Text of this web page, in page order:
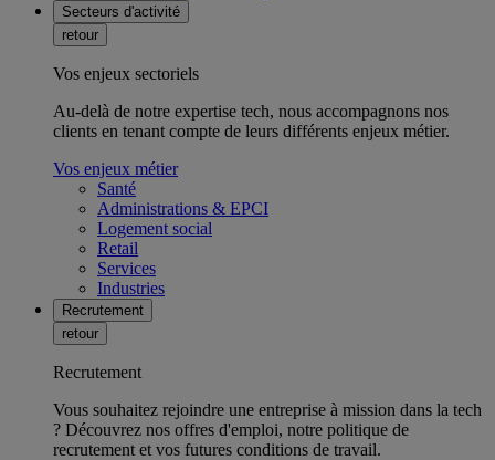
Secteurs d'activité
retour
Vos enjeux sectoriels
Au-delà de notre expertise tech, nous accompagnons nos
clients en tenant compte de leurs différents enjeux métier.
Vos enjeux métier
Santé
Administrations & EPCI
Logement social
Retail
Services
Industries
Recrutement
retour
Recrutement
Vous souhaitez rejoindre une entreprise à mission dans la tech
? Découvrez nos offres d'emploi, notre politique de
recrutement et vos futures conditions de travail.